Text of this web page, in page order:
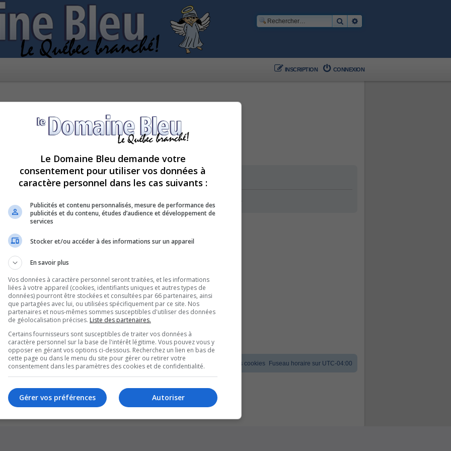
Rechercher
CONNEXION
INSCRIPTION
le moment car le serveur est en surcharge. Veuillez réessayer ultérieurement.
Fuseau horaire sur UTC-04:00
Supprimer les cookies
Style version: 1.1.8
Développé parphpBB
® Forum Software © phpBB Limited
Traduction française officielle©Qiaeru
Le Domaine Bleu demande votre
consentement pour utiliser vos données à
caractère personnel dans les cas suivants :
Publicités et contenu personnalisés, mesure de performance des
publicités et du contenu, études d’audience et développement de
services
Stocker et/ou accéder à des informations sur un appareil
En savoir plus
Vos données à caractère personnel seront traitées, et les informations
liées à votre appareil (cookies, identifiants uniques et autres types de
données) pourront être stockées et consultées par 66 partenaires, ainsi
que partagées avec lui, ou utilisées spécifiquement par ce site. Nos
partenaires et nous-mêmes sommes susceptibles d'utiliser des données
de géolocalisation précises. Liste des partenaires.
Certains fournisseurs sont susceptibles de traiter vos données à
caractère personnel sur la base de l'intérêt légitime. Vous pouvez vous y
opposer en gérant vos options ci-dessous. Recherchez un lien en bas de
cette page ou dans le menu du site pour gérer ou retirer votre
consentement dans les paramètres des cookies et de confidentialité.
Autoriser
Gérer vos préférences